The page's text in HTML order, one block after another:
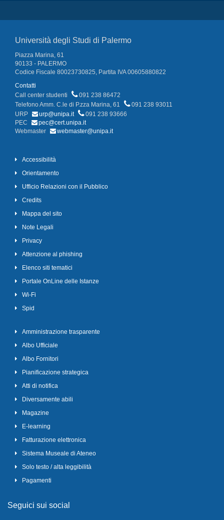
Università degli Studi di Palermo
Piazza Marina, 61
90133 - PALERMO
Codice Fiscale 80023730825, Partita IVA 00605880822
Contatti
Call center studenti
091 238 86472
Telefono Amm. C.le di P.zza Marina, 61
091 238 93011
URP
urp@unipa.it
091 238 93666
PEC
pec@cert.unipa.it
Webmaster
webmaster@unipa.it
Accessibilità
Orientamento
Ufficio Relazioni con il Pubblico
Credits
Mappa del sito
Note Legali
Privacy
Attenzione al phishing
Elenco siti tematici
Portale OnLine delle Istanze
Wi-Fi
Spid
Amministrazione trasparente
Albo Ufficiale
Albo Fornitori
Pianificazione strategica
Atti di notifica
Diversamente abili
Magazine
E-learning
Fatturazione elettronica
Sistema Museale di Ateneo
Solo testo / alta leggibilità
Pagamenti
Seguici sui social